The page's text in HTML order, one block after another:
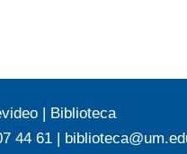
| Biblioteca
44 61 |